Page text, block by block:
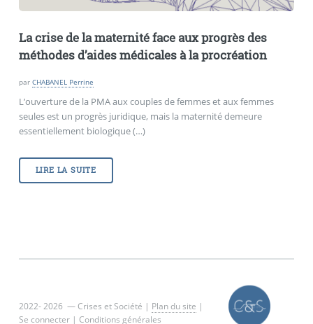
La crise de la maternité face aux progrès des
méthodes d’aides médicales à la procréation
par CHABANEL Perrine
L’ouverture de la PMA aux couples de femmes et aux femmes
seules est un progrès juridique, mais la maternité demeure
essentiellement biologique (…)
LIRE LA SUITE
2022- 2026 — Crises et Société | Plan du site |
Se connecter| Conditions générales